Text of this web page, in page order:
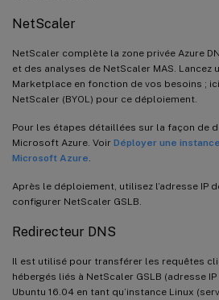
NetScaler
NetScaler complète la zone privée Azure
et des analyses de NetScaler MAS. Lancez
Marketplace en fonction de vos besoins ;
NetScaler (BYOL) pour ce déploiement.
Pour les étapes détaillées sur la façon de
Microsoft Azure. Voir Déployer une
Microsoft Azure
Après le déploiement, utilisez l’adresse IP
configurer NetScaler GSLB.
Redirecteur DNS
Il est utilisé pour transférer les requêtes
hébergés liés à NetScaler GSLB (adresse IP
Ubuntu 16.04 en tant qu’instance Linux